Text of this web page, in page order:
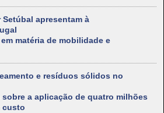
apresentam à
matéria de mobilidade e
e resíduos sólidos no
sobre a aplicação de quatro milhões
custo